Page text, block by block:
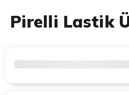
Pirelli Lastik